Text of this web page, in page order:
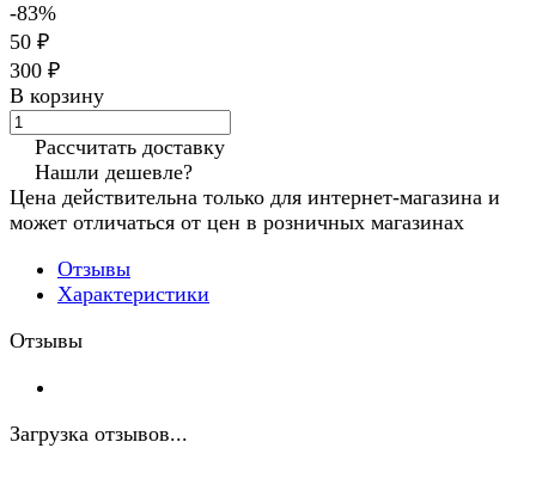
-83%
50 ₽
300 ₽
В корзину
Рассчитать доставку
Нашли дешевле?
Цена действительна только для интернет-магазина и
может отличаться от цен в розничных магазинах
Отзывы
Характеристики
Отзывы
Загрузка отзывов...